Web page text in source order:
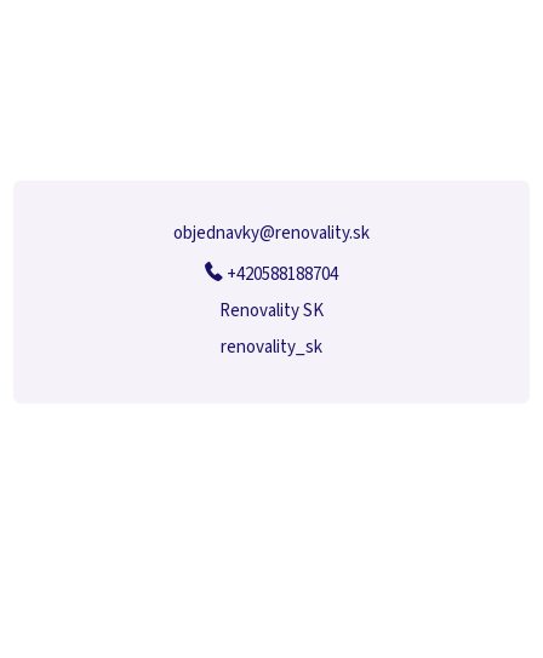
objednavky@renovality.sk
+420588188704
Renovality SK
renovality_sk